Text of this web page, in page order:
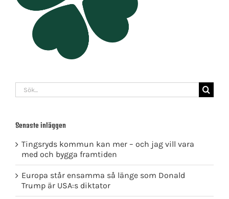
Sök
efter:
Senaste inläggen
Tingsryds kommun kan mer – och jag vill vara
med och bygga framtiden
Europa står ensamma så länge som Donald
Trump är USA:s diktator